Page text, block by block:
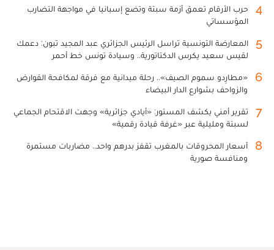
4
حرب الأرقام تعمق أزمة سبتة وتضع إسبانيا في مواجهة التضارب
المؤسساتي
5
المعارضة التونسية تراسل الرئيس الجزائري عبد المجيد تبون: دعمك
لقيس سعيد يكرس الدكتاتورية.. وسيادة تونس خط أحمر
6
«مطارِدو سموم الصيف».. رحلة ميدانية مع فرقة لمكافحة القوارض
والزواحف بشوارع الدار البيضاء
7
تقرير أمني يكشف المستور: «أيادي جزائرية» وجهت الاقتحام الجماعي
لسبتة ومليلية عبر «غرفة قيادة رقمية»
8
أسعار المحروقات بالمغرب تقفز بدرهم واحد.. مضاربات مستمرة
ومنافسة صورية